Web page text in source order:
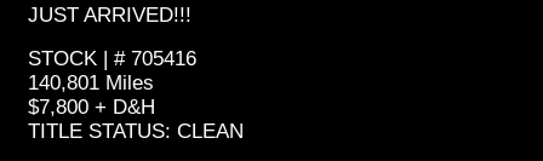
JUST ARRIVED!!!
STOCK | # 705416
140,801 Miles
$7,800 + D&H
TITLE STATUS: CLEAN